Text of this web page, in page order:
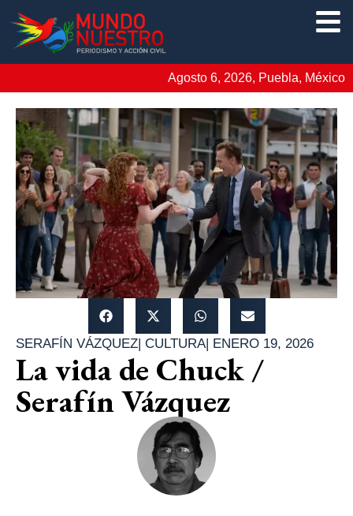
Agosto 6, 2026, Puebla, México
SERAFÍN VÁZQUEZ| CULTURA| ENERO 19, 2026
La vida de Chuck /
Serafín Vázquez